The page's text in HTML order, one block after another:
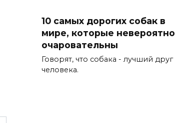
10 самых дорогих собак в
мире, которые невероятно
очаровательны
Говорят, что собака - лучший друг
человека.